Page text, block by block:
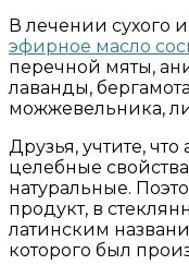
В лечении сухого
эфирное масло
перечной мяты,
лаванды,
можжевельника,
Друзья, учтите,
целебные
натуральные.
продукт, в
латинским
которого был